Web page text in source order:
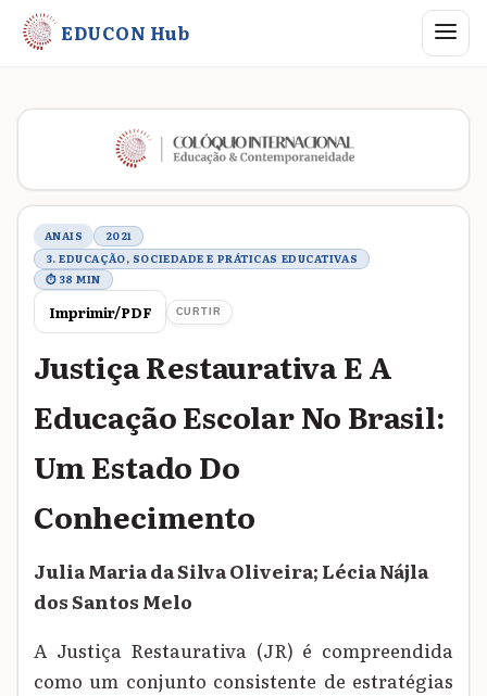
EDUCON Hub Abrir
Metadados do trabalho
ANAIS
2021
3. EDUCAÇÃO, SOCIEDADE E PRÁTICAS EDUCATIVAS
⏱ 38 MIN
Imprimir/PDF CURTIR
Justiça Restaurativa E A
Educação Escolar No Brasil:
Um Estado Do
Conhecimento
Julia Maria da Silva Oliveira; Lécia Nájla
dos Santos Melo
A Justiça Restaurativa (JR) é compreendida
como um conjunto consistente de estratégias